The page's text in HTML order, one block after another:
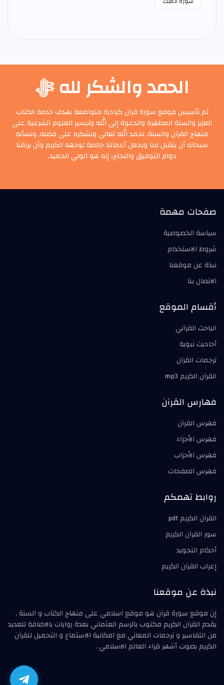
الحمد والشكر لله ﷻ
تم تأسيس موقع سورة قرآن كبادرة متواضعة بهدف خدمة الكتاب
العزيز والسنة المطهرة والدعوة إلى الله وتيسير العلوم الشرعية على
منهاج القرآن والسنة, نحمد الله تعالى ونشكره على فضله, ونسأله
سبحانه أن يتقبل منا ويجعل أعمالنا خالصة لوجهه الكريم وأن يرزقنا
دوام التوفيق والنجاح، إنه هو الولي الحميد.
صفحات مهمة
سياسة الخصوصية
شروط الاستخدام
نبذة عن موقعنا
الاتصال بنا
أقسام الموقع
الباحث القرآني
أحاديث نبوية
ترجمات القرآن
القرآن الكريم mp3
فهارس القرآن
فهرس القرآن
فهرس الأجزاء
فهرس الأحزاب
فهرس الصفحات
روابط تهمكم
القرآن الكريم pdf
سور القرآن الكريم
أحكام التجويد
إعراب القرآن الكريم
نبذة عن موقعنا
إن موقع سورة قرآن هو موقع اسلامي على منهاج الكتاب و السنة ,
يقدم القرآن الكريم مكتوب بالرسم العثماني بعدة روايات بالاضافة للعديد
من التفاسير و ترجمات المعاني مع امكانية الاستماع و التحميل للقرآن
الكريم بصوت أشهر قراء العالم الاسلامي .